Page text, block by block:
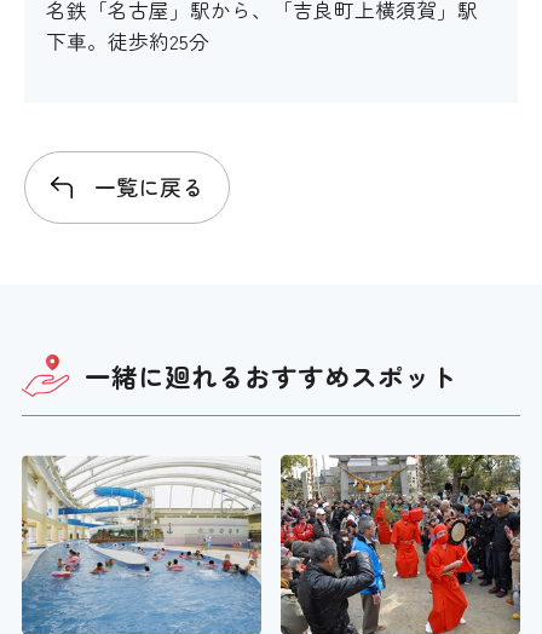
名鉄「名古屋」駅から、「吉良町上横須賀」駅
下車。徒歩約25分
一覧に戻る
一緒に廻れるおすすめスポット